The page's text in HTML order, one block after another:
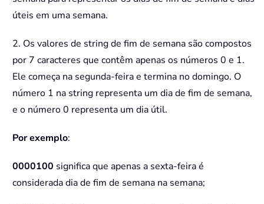
úteis em uma semana.
2. Os valores de string de fim de semana são compostos
por 7 caracteres que contêm apenas os números 0 e 1.
Ele começa na segunda-feira e termina no domingo. O
número 1 na string representa um dia de fim de semana,
e o número 0 representa um dia útil.
Por exemplo:
0000100 significa que apenas a sexta-feira é
considerada dia de fim de semana na semana;